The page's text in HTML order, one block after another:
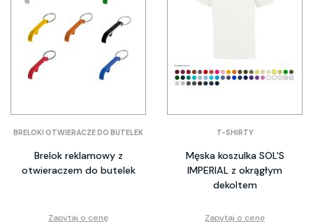
BRELOKI OTWIERACZE DO BUTELEK
Brelok reklamowy z
otwieraczem do butelek
Zapytaj o cenę
T-SHIRTY
Męska koszulka SOL'S
IMPERIAL z okrągłym
dekoltem
Zapytaj o cenę